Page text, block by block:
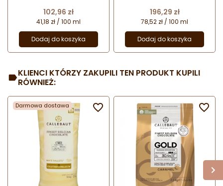
strukturze zamszu - kolor ciemna
czekolada
Cena
102,96 zł
41,18 zł / 100 ml
Dodaj do koszyka
zamszu
Cena
196,29 zł
78,52 zł / 100 ml
Dodaj do koszyka
KLIENCI KTÓRZY ZAKUPILI TEN PRODUKT KUPILI
RÓWNIEŻ:
Darmowa dostawa  